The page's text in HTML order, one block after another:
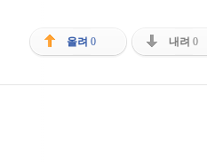
올려 0 내려 0